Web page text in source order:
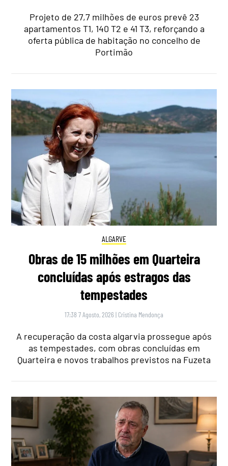
Projeto de 27,7 milhões de euros prevê 23
apartamentos T1, 140 T2 e 41 T3, reforçando a
oferta pública de habitação no concelho de
Portimão
ALGARVE
Obras de 15 milhões em Quarteira
concluídas após estragos das
tempestades
17:38 7 Agosto, 2026 | Cristina Mendonça
A recuperação da costa algarvia prossegue após
as tempestades, com obras concluídas em
Quarteira e novos trabalhos previstos na Fuzeta